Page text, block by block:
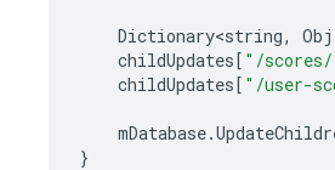
Dictionary<string,
childUpdates[ "/
childUpdates[ "/user-
mDatabase.
}